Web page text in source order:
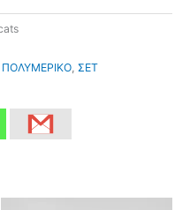
ΠΟΛΥΜΕΡΙΚΟ, ΣΕΤ